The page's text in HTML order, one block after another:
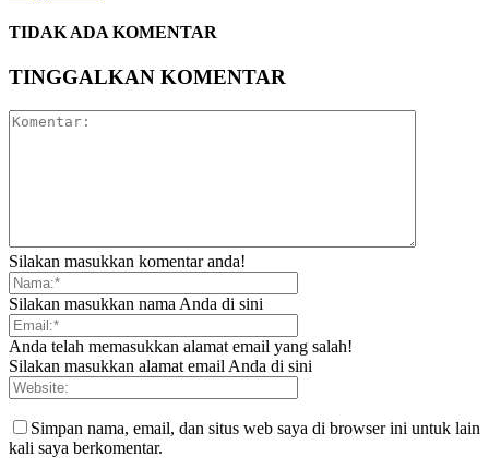
TIDAK ADA KOMENTAR
TINGGALKAN KOMENTAR
Silakan masukkan komentar anda!
Silakan masukkan nama Anda di sini
Anda telah memasukkan alamat email yang salah!
Silakan masukkan alamat email Anda di sini
Simpan nama, email, dan situs web saya di browser ini untuk lain
kali saya berkomentar.